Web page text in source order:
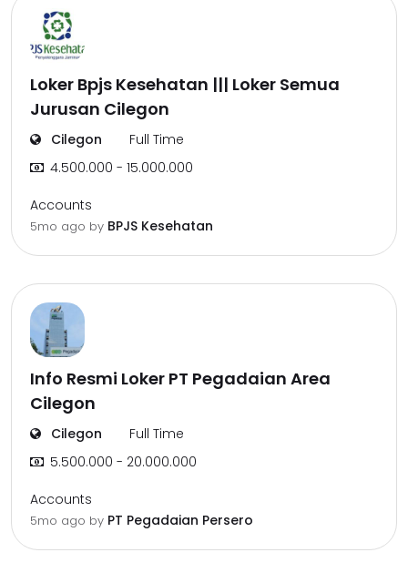
Loker Bpjs Kesehatan ||| Loker Semua
Jurusan Cilegon
Cilegon
Full Time
4.500.000 - 15.000.000
Accounts
5mo ago by BPJS Kesehatan
Info Resmi Loker PT Pegadaian Area
Cilegon
Cilegon
Full Time
5.500.000 - 20.000.000
Accounts
5mo ago by PT Pegadaian Persero